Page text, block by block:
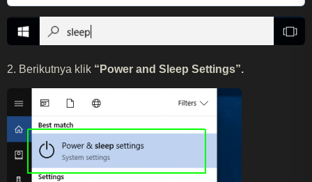
2. Berikutnya klik “Power and Sleep Settings”.